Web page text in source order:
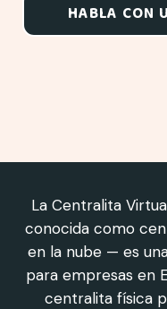
HABLA CON
La Centralita
conocida como
en la nube — es
para empresas en
centralita física